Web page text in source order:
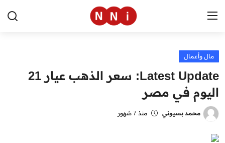
الرئيسية
اخبار مصر
العالم
مال وأعمال
Latest Update: سعر الذهب عيار 21
اليوم في مصر
محمد بسيوني منذ 7 شهور